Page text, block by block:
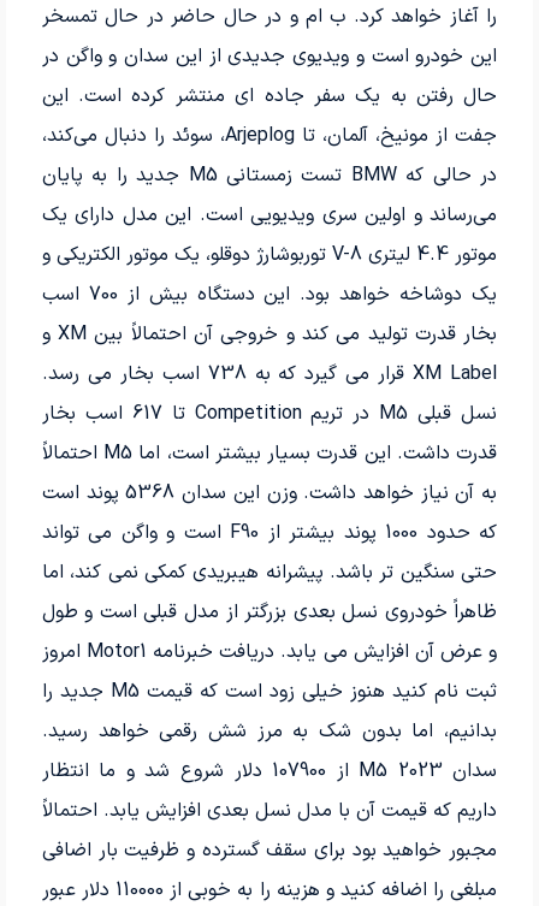
را آغاز خواهد کرد. ب ام و در حال حاضر در حال تمسخر
این خودرو است و ویدیوی جدیدی از این سدان و واگن در
حال رفتن به یک سفر جاده ای منتشر کرده است. این
جفت از مونیخ، آلمان، تا Arjeplog، سوئد را دنبال می‌کند،
در حالی که BMW تست زمستانی M5 جدید را به پایان
می‌رساند و اولین سری ویدیویی است. این مدل دارای یک
موتور 4.4 لیتری V-8 توربوشارژ دوقلو، یک موتور الکتریکی و
یک دوشاخه خواهد بود. این دستگاه بیش از 700 اسب
بخار قدرت تولید می کند و خروجی آن احتمالاً بین XM و
XM Label قرار می گیرد که به 738 اسب بخار می رسد.
نسل قبلی M5 در تریم Competition تا 617 اسب بخار
قدرت داشت. این قدرت بسیار بیشتر است، اما M5 احتمالاً
به آن نیاز خواهد داشت. وزن این سدان 5368 پوند است
که حدود 1000 پوند بیشتر از F90 است و واگن می تواند
حتی سنگین تر باشد. پیشرانه هیبریدی کمکی نمی کند، اما
ظاهراً خودروی نسل بعدی بزرگتر از مدل قبلی است و طول
و عرض آن افزایش می یابد. دریافت خبرنامه Motor1 امروز
ثبت نام کنید هنوز خیلی زود است که قیمت M5 جدید را
بدانیم، اما بدون شک به مرز شش رقمی خواهد رسید.
سدان M5 2023 از 107900 دلار شروع شد و ما انتظار
داریم که قیمت آن با مدل نسل بعدی افزایش یابد. احتمالاً
مجبور خواهید بود برای سقف گسترده و ظرفیت بار اضافی
مبلغی را اضافه کنید و هزینه را به خوبی از 110000 دلار عبور